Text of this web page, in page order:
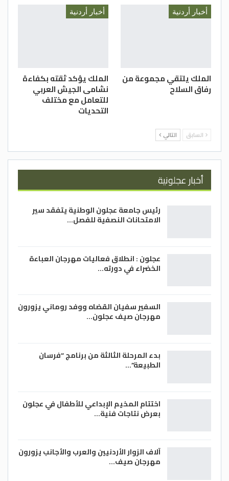
أخبار أردنية
الملك يلتقي مجموعة من
رفاق السلاح
أخبار أردنية
الملك يؤكد ثقته بكفاءة
نشامى الجيش العربي
للتعامل مع مختلف
التحديات
السابق التالي
أخبار عجلونية
رئيس جامعة عجلون الوطنية يتفقد سير
الامتحانات النصفية للفصل…
عجلون : انطلاق فعاليات مهرجان العباءة
الخضراء في دورته…
السفير سفيان القضاه ووفد روماني يزورون
مهرجان صيف عجلون…
بدء المرحلة الثالثة من برنامج “فرسان
الطبيعة”…
اختتام المخيم الإبداعي للأطفال في عجلون
بعرض نتاجات فنية…
آلاف الزوار الأردنيين والعرب والأجانب يزورون
مهرجان صيف…